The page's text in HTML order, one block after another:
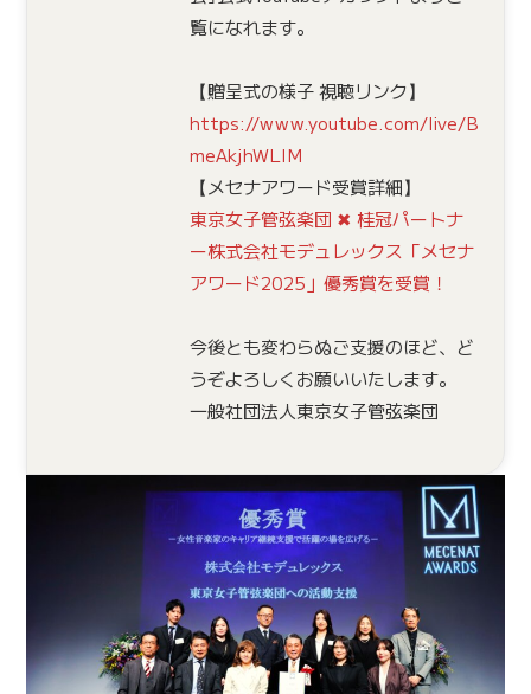
覧になれます。
【贈呈式の様子 視聴リンク】
https://www.youtube.com/live/B
meAkjhWLIM
【メセナアワード受賞詳細】
東京女子管弦楽団 ✖ 桂冠パートナ
ー株式会社モデュレックス「メセナ
アワード2025」優秀賞を受賞！
今後とも変わらぬご支援のほど、ど
うぞよろしくお願いいたします。
一般社団法人東京女子管弦楽団